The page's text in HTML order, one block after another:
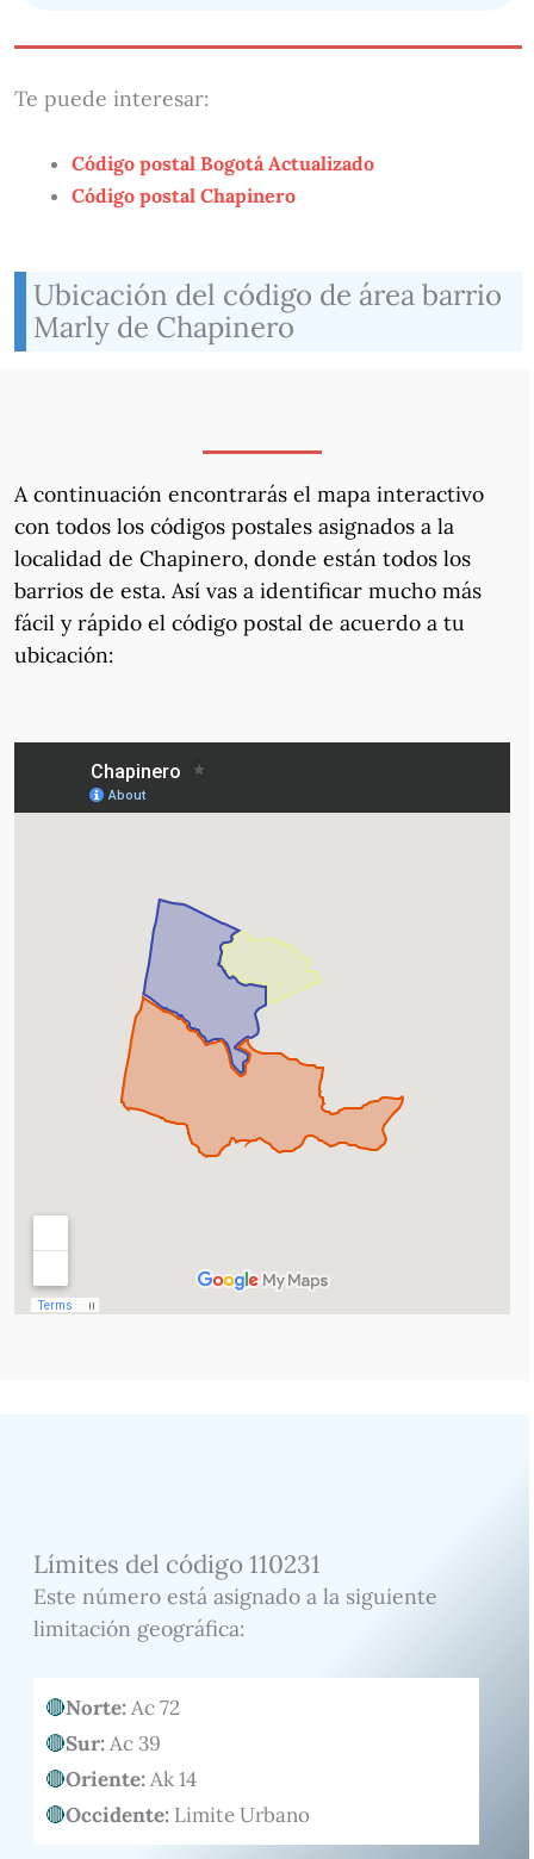
Te puede interesar:
Código postal Bogotá Actualizado
Código postal Chapinero
Ubicación del código de área barrio
Marly de Chapinero
A continuación encontrarás el mapa interactivo
con todos los códigos postales asignados a la
localidad de Chapinero, donde están todos los
barrios de esta. Así vas a identificar mucho más
fácil y rápido el código postal de acuerdo a tu
ubicación:
Límites del código 110231
Este número está asignado a la siguiente
limitación geográfica:
Norte:Ac 72
Sur:Ac 39
Oriente:Ak 14
Occidente:Limite Urbano